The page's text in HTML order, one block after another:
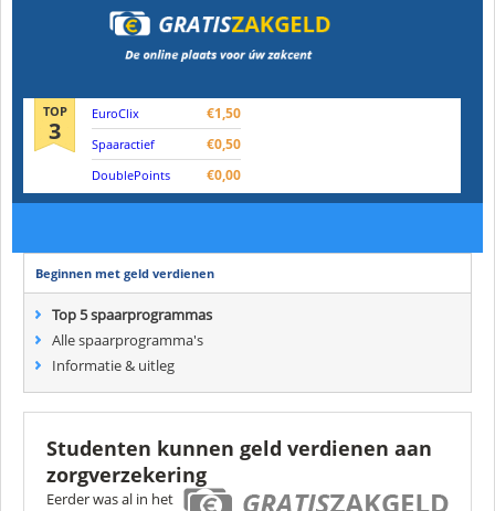
TOP
3
EuroClix €1,50
Spaaractief €0,50
DoublePoints €0,00
Beginnen met geld verdienen
Top 5 spaarprogrammas
Alle spaarprogramma's
Informatie & uitleg
Studenten kunnen geld verdienen aan
zorgverzekering
Eerder was al in het